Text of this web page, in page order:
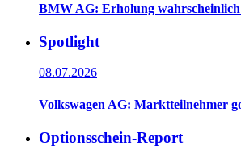
BMW AG: Erholung
Spotlight
08.07.2026
Volkswagen AG: Marktteilnehmer
Optionsschein-Report